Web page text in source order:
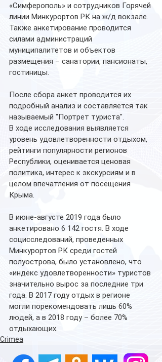
«Симферополь» и сотрудников Горячей
линии Минкурортов РК на ж/д вокзале.
Также анкетирование проводится
силами администраций
муниципалитетов и объектов
размещения – санатории, пансионаты,
гостиницы.
После сбора анкет проводится их
подробный анализ и составляется так
называемый "Портрет туриста".
В ходе исследования выявляется
уровень удовлетворенности отдыхом,
рейтинги популярности регионов
Республики, оценивается ценовая
политика, интерес к экскурсиям и в
целом впечатления от посещения
Крыма.
В июне-августе 2019 года было
анкетировано 6 142 гостя. В ходе
социсследований, проведенных
Минкурортов РК среди гостей
полуострова, было установлено, что
«индекс удовлетворенности» туристов
значительно вырос за последние три
года. В 2017 году отдых в регионе
могли порекомендовать лишь 60%
людей, а в 2018 году – более 70%
отдыхающих.
Crimea